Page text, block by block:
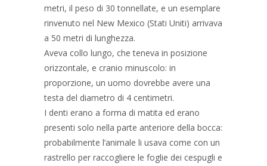
metri, il peso di 30 tonnellate, e un esemplare
rinvenuto nel New Mexico (Stati Uniti) arrivava
a 50 metri di lunghezza.
Aveva collo lungo, che teneva in posizione
orizzontale, e cranio minuscolo: in
proporzione, un uomo dovrebbe avere una
testa del diametro di 4 centimetri.
I denti erano a forma di matita ed erano
presenti solo nella parte anteriore della bocca:
probabilmente l’animale li usava come con un
rastrello per raccogliere le foglie dei cespugli e